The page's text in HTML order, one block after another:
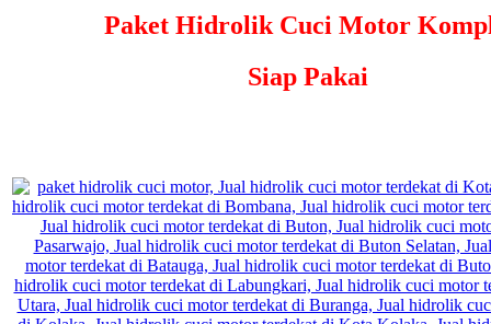
Paket Hidrolik Cuci Motor
Siap Pakai